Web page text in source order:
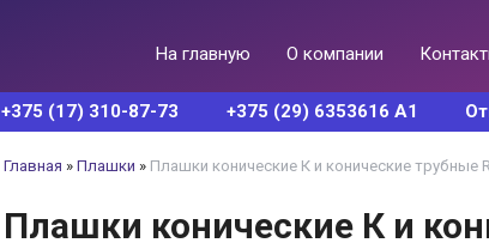
На главную О компании
+375 (17) 310-87-73 +375 (29) 6353616 А1
Главная » Плашки » Плашки конические К и конические трубные
Плашки конические К и